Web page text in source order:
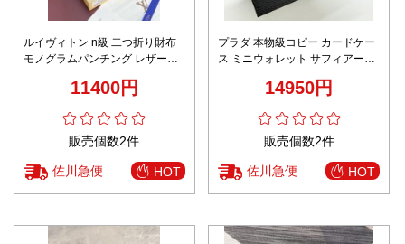
ルイヴィトン n級 二つ折り財布
モノグラムパンチング レザー仕
11400円
販売個数2件
佐川急便 HOT
プラダ 本物級コピー カードケー
ス ミニウォレット サフィアーノ
14950円
販売個数2件
佐川急便 HOT